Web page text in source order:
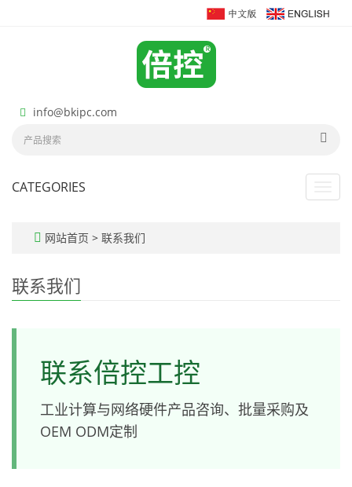
info@bkipc.com
CATEGORIES
网站首页 > 联系我们
联系我们
联系倍控工控
工业计算与网络硬件产品咨询、批量采购及
OEM ODM定制